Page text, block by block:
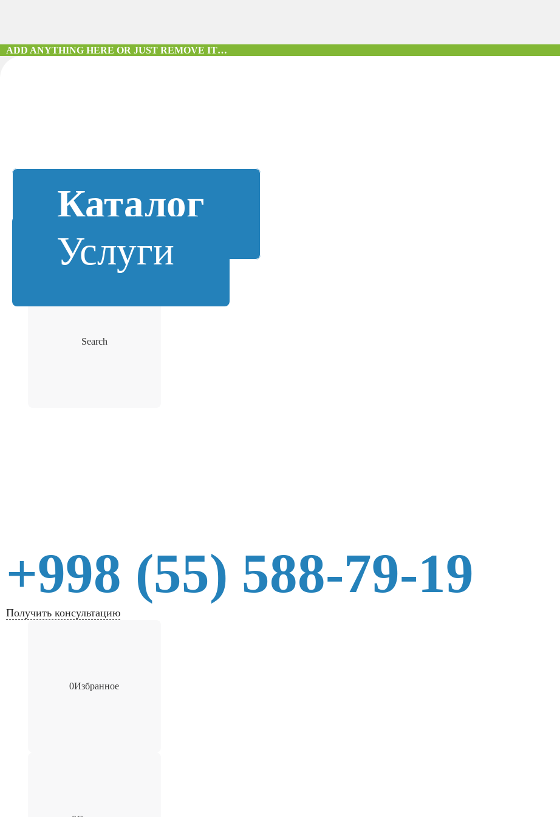
ADD ANYTHING HERE OR JUST REMOVE IT…
Каталог
Услуги
Search
+998 (55) 588-79-19
Получить консультацию
0Избранное